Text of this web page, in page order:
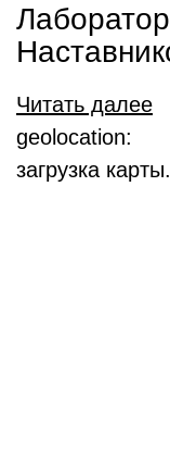
Читать далее
geolocation:
загрузка